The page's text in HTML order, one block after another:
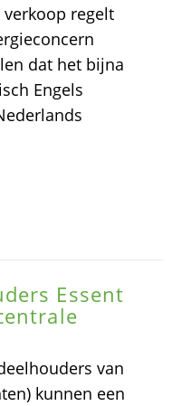
regelt
dat het bijna
Engels
Essent
van
kunnen een